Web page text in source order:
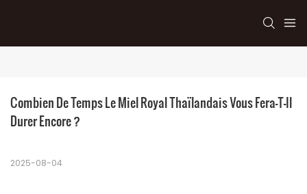
Combien De Temps Le Miel Royal Thaïlandais Vous Fera-T-Il
Durer Encore ?
2025-08-04